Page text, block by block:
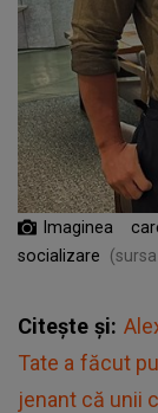
Imaginea
socializare
Citește și:
Tate a făcut
jenant că unii